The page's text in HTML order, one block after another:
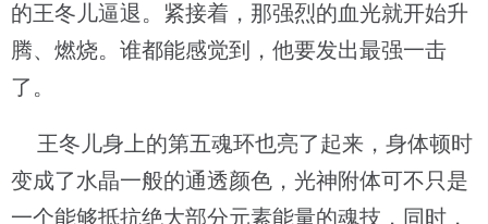
的王冬儿逼退。紧接着，那强烈的血光就开始升
腾、燃烧。谁都能感觉到，他要发出最强一击
了。
王冬儿身上的第五魂环也亮了起来，身体顿时
变成了水晶一般的通透颜色，光神附体可不只是
一个能够抵抗绝大部分元素能量的魂技，同时，